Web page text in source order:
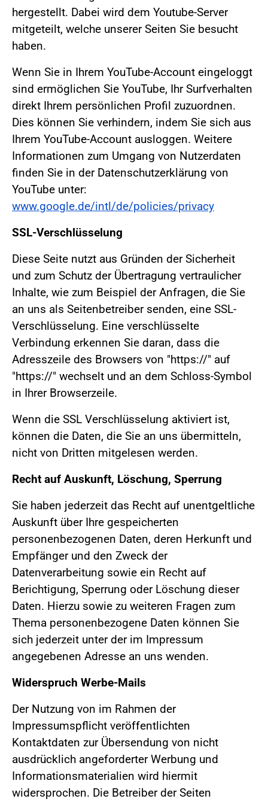
hergestellt. Dabei wird dem Youtube-Server
mitgeteilt, welche unserer Seiten Sie besucht
haben.
Wenn Sie in Ihrem YouTube-Account eingeloggt
sind ermöglichen Sie YouTube, Ihr Surfverhalten
direkt Ihrem persönlichen Profil zuzuordnen.
Dies können Sie verhindern, indem Sie sich aus
Ihrem YouTube-Account ausloggen. Weitere
Informationen zum Umgang von Nutzerdaten
finden Sie in der Datenschutzerklärung von
YouTube unter:
www.google.de/intl/de/policies/privacy
SSL-Verschlüsselung
Diese Seite nutzt aus Gründen der Sicherheit
und zum Schutz der Übertragung vertraulicher
Inhalte, wie zum Beispiel der Anfragen, die Sie
an uns als Seitenbetreiber senden, eine SSL-
Verschlüsselung. Eine verschlüsselte
Verbindung erkennen Sie daran, dass die
Adresszeile des Browsers von "https://" auf
"https://" wechselt und an dem Schloss-Symbol
in Ihrer Browserzeile.
Wenn die SSL Verschlüsselung aktiviert ist,
können die Daten, die Sie an uns übermitteln,
nicht von Dritten mitgelesen werden.
Recht auf Auskunft, Löschung, Sperrung
Sie haben jederzeit das Recht auf unentgeltliche
Auskunft über Ihre gespeicherten
personenbezogenen Daten, deren Herkunft und
Empfänger und den Zweck der
Datenverarbeitung sowie ein Recht auf
Berichtigung, Sperrung oder Löschung dieser
Daten. Hierzu sowie zu weiteren Fragen zum
Thema personenbezogene Daten können Sie
sich jederzeit unter der im Impressum
angegebenen Adresse an uns wenden.
Widerspruch Werbe-Mails
Der Nutzung von im Rahmen der
Impressumspflicht veröffentlichten
Kontaktdaten zur Übersendung von nicht
ausdrücklich angeforderter Werbung und
Informationsmaterialien wird hiermit
widersprochen. Die Betreiber der Seiten